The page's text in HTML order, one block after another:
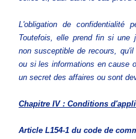
L'obligation de confidentialité
Toutefois, elle prend fin si une
non susceptible de recours,
ou si les informations en cause
un secret des affaires ou sont
Chapitre IV : Conditions
Article L154-1 du code de